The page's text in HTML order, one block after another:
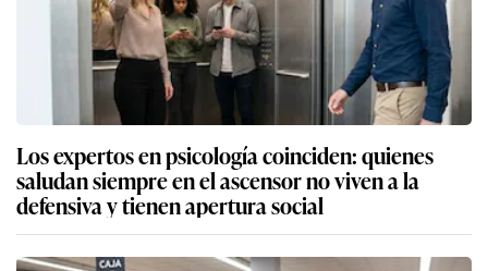
Los expertos en psicología coinciden: quienes
saludan siempre en el ascensor no viven a la
defensiva y tienen apertura social